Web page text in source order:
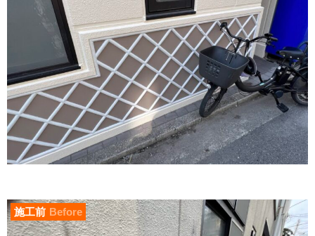
施工前 Before